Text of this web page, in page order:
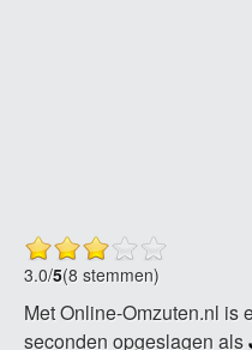
3.0/5(8 stemmen)
Met Online-Omzuten.nl is
seconden opgeslagen als